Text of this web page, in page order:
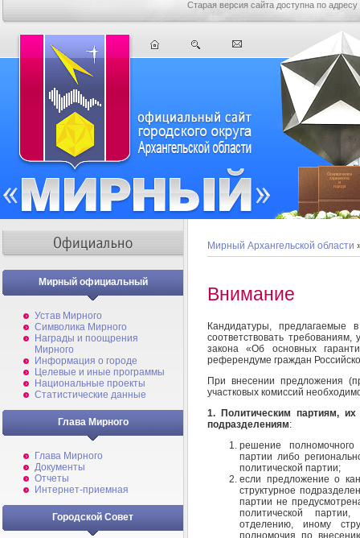
Старая версия сайта доступна по адресу
Мирный официальный
Устав Мирного
Символика Мирного
Награды и поощрения
Мирного
Информация о городе
Целевые и иные программы
Национальные проекты
Статистические данные
Глава Мирного
Глава Мирного
Документы
Отчеты
Интернет-приемная
Городской Совет
Мирный Архангельской области
Внимание
Кандидатуры, предлагаемые
соответствовать
закона «Об основных
референдуме граждан
При внесении предложения
участковых комиссий
1. Политическим партиям,
подразделениям:
решение полномочного
партии либо
политической партии;
если предложение о
структурное
партии не
политической партии,
отделению, иному
полномочия по